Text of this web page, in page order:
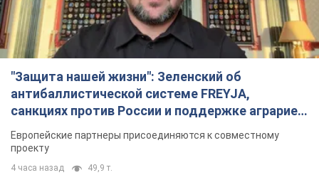
"Защита нашей жизни": Зеленский об
антибаллистической системе FREYJA,
санкциях против России и поддержке аграриев.
Видео
Европейские партнеры присоединяются к совместному
проекту
4 часа назад 49,9 т.